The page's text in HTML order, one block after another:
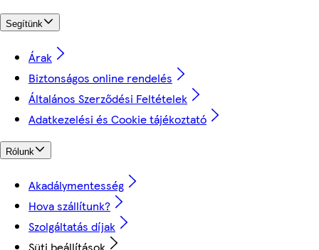
Segítünk
Árak
Biztonságos online rendelés
Általános Szerződési Feltételek
Adatkezelési és Cookie tájékoztató
Rólunk
Akadálymentesség
Hova szállítunk?
Szolgáltatás díjak